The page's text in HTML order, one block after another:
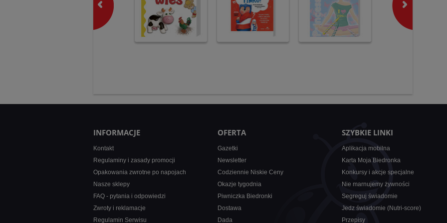
INFORMACJE
Kontakt
Regulaminy i zasady promocji
Opakowania zwrotne po napojach
Nasze sklepy
FAQ - pytania i odpowiedzi
Zwroty i reklamacje
Regulamin Serwisu
OFERTA
Gazetki
Newsletter
Codziennie Niskie Ceny
Okazje tygodnia
Piwniczka Biedronki
Dostawa
Dada
SZYBKIE LINKI
Aplikacja mobilna
Karta Moja Biedronka
Konkursy i akcje specjalne
Nie marnujemy żywności
Segreguj świadomie
Jedz świadomie (Nutri-score)
Przepisy